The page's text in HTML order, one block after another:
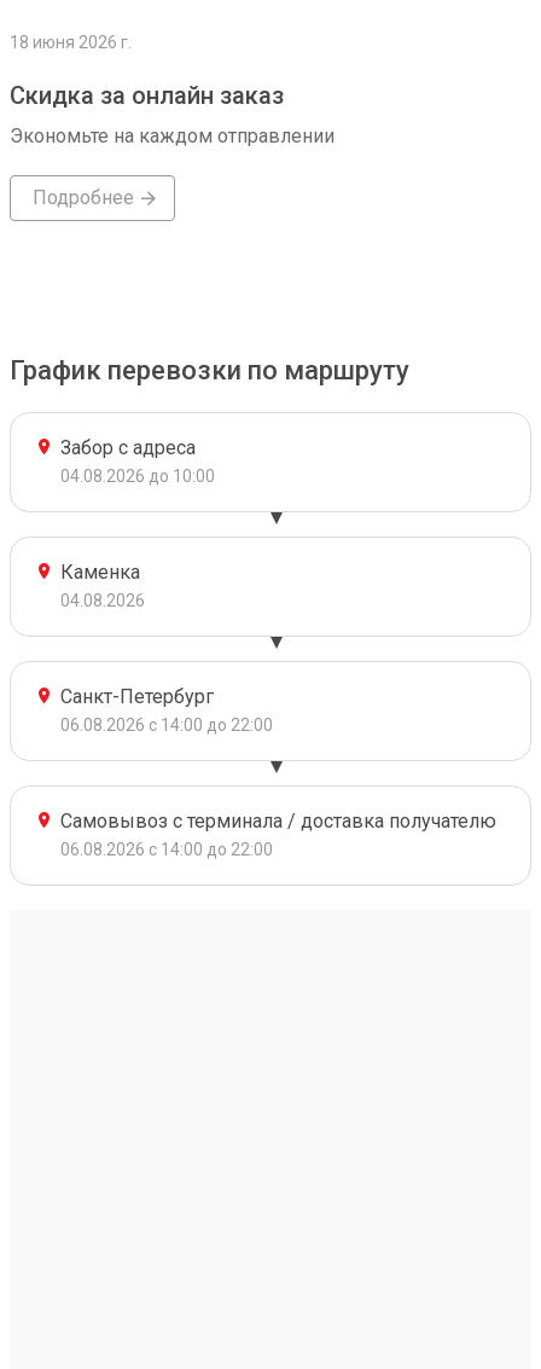
18 июня 2026 г.
Скидка за онлайн заказ
Экономьте на каждом отправлении
Подробнее
График перевозки по маршруту
Забор с адреса
04.08.2026 до 10:00
Каменка
04.08.2026
Санкт-Петербург
06.08.2026 с 14:00 до 22:00
Самовывоз с терминала / доставка получателю
06.08.2026 с 14:00 до 22:00